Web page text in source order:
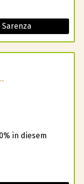
Sarenza
in diesem